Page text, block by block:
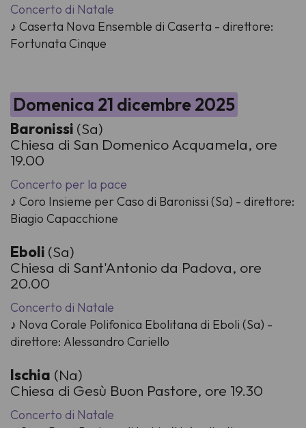
Concerto di Natale
♪ Caserta Nova Ensemble di Caserta - direttore:
Fortunata Cinque
Domenica 21 dicembre 2025
Baronissi (Sa)
Chiesa di San Domenico Acquamela, ore
19.00
Concerto per la pace
♪ Coro Insieme per Caso di Baronissi (Sa) - direttore:
Biagio Capacchione
Eboli (Sa)
Chiesa di Sant'Antonio da Padova, ore
20.00
Concerto di Natale
♪ Nova Corale Polifonica Ebolitana di Eboli (Sa) -
direttore: Alessandro Cariello
Ischia (Na)
Chiesa di Gesù Buon Pastore, ore 19.30
Concerto di Natale